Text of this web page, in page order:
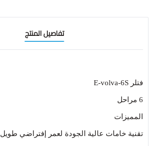
تفاصيل المنتج
فتلر E-volva-6S
6 مراحل
المميزات
تقنية خامات عالية الجودة لعمر إفتراضي طويل